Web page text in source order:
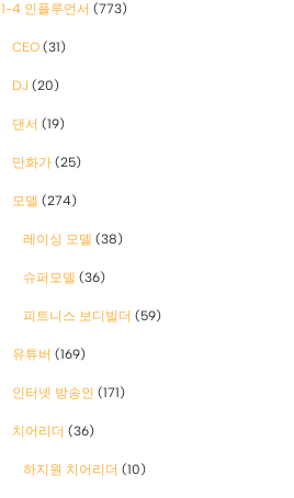
1-4 인플루언서 (773)
CEO (31)
DJ (20)
댄서 (19)
만화가 (25)
모델 (274)
레이싱 모델 (38)
슈퍼모델 (36)
피트니스 보디빌더 (59)
유튜버 (169)
인터넷 방송인 (171)
치어리더 (36)
하지원 치어리더 (10)